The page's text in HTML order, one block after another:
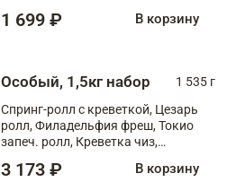
1 699 ₽ В корзину
Особый, 1,5кг набор
1 535 г
Спринг-ролл с креветкой, Цезарь
ролл, Филадельфия фреш, Токио
запеч. ролл, Креветка чиз,
Флорида
3 173 ₽ В корзину